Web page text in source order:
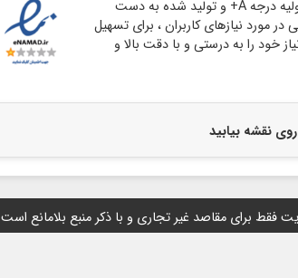
وبسایت گروه هنری شاخه بر پایه اعتماد مشتریان گرامی و با هدف ارائه کالاهایی با کیفیت تولید شده با مواد اولیه درجه A+ و تولید شده به دست
مورد نیازهای کاربران ، برای تسهیل
خود را به درستی و با دقت بالا و
روی نقشه بیابید
فقط برای مقاصد غیر تجاری و با ذکر منبع بلامانع است